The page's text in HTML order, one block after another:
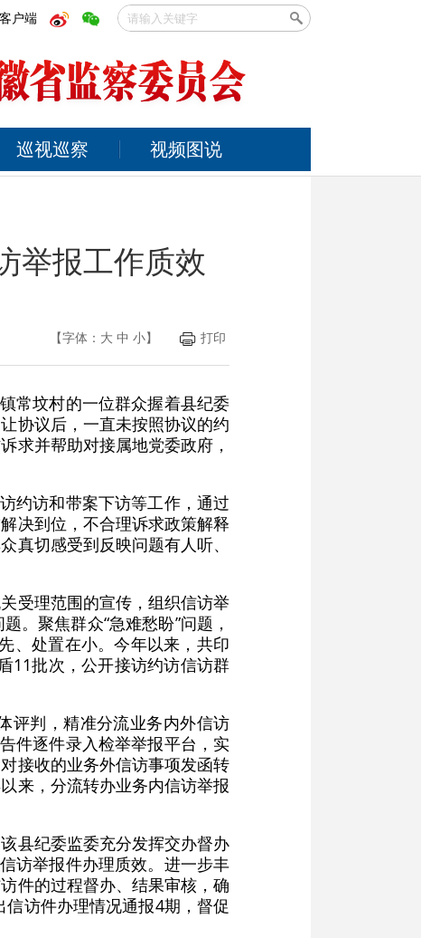
客户端
巡视巡察 视频图说
举报工作质效
【字体： 大 中 小】 打印
常坟村的一位群众握着县纪委
协议后，一直未按照协议的约
求并帮助对接属地党委政府，
约访和带案下访等工作，通过
决到位，不合理诉求政策解释
真切感受到反映问题有人听、
受理范围的宣传，组织信访举
。聚焦群众“急难愁盼”问题，
、处置在小。今年以来，共印
11批次，公开接访约访信访群
评判，精准分流业务内外信访
件逐件录入检举举报平台，实
接收的业务外信访事项发函转
来，分流转办业务内信访举报
县纪委监委充分发挥交办督办
访举报件办理质效。进一步丰
件的过程督办、结果审核，确
访件办理情况通报4期，督促